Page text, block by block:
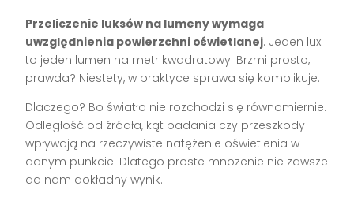
Przeliczenie luksów na lumeny wymaga
uwzględnienia powierzchni oświetlanej. Jeden lux
to jeden lumen na metr kwadratowy. Brzmi prosto,
prawda? Niestety, w praktyce sprawa się komplikuje.
Dlaczego? Bo światło nie rozchodzi się równomiernie.
Odległość od źródła, kąt padania czy przeszkody
wpływają na rzeczywiste natężenie oświetlenia w
danym punkcie. Dlatego proste mnożenie nie zawsze
da nam dokładny wynik.